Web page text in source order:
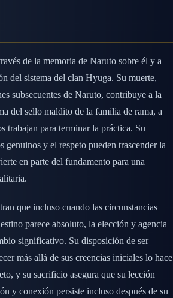
de la memoria de Naruto sobre él y a
del sistema del clan Hyuga. Su muerte,
subsecuentes de Naruto, contribuye a la
del sello maldito de la familia de rama, a
trabajan para terminar la práctica. Su
genuinos y el respeto pueden trascender la
en parte del fundamento para una
que incluso cuando las circunstancias
parece absoluto, la elección y agencia
significativo. Su disposición de ser
más allá de sus creencias iniciales lo hace
y su sacrificio asegura que su lección
y conexión persiste incluso después de su